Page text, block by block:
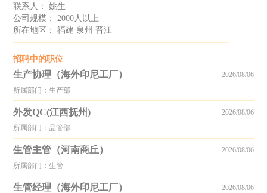
联系人： 姚生
公司规模： 2000人以上
所在地区： 福建 泉州 晋江
招聘中的职位
生产协理（海外印尼工厂）
所属部门：生产部
2026/08/06
外发QC(江西抚州)
所属部门：品管部
2026/08/06
生管主管（河南商丘）
所属部门：生管
2026/08/06
生管经理（海外印尼工厂） 2026/08/06